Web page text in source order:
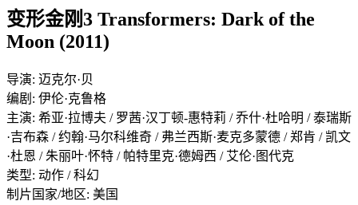
变形金刚3 Transformers: Dark of the
Moon (2011)
导演: 迈克尔·贝
编剧: 伊伦·克鲁格
主演: 希亚·拉博夫 / 罗茜·汉丁顿-惠特莉 / 乔什·杜哈明 / 泰瑞斯
·吉布森 / 约翰·马尔科维奇 / 弗兰西斯·麦克多蒙德 / 郑肯 / 凯文
·杜恩 / 朱丽叶·怀特 / 帕特里克·德姆西 / 艾伦·图代克
类型: 动作 / 科幻
制片国家/地区: 美国